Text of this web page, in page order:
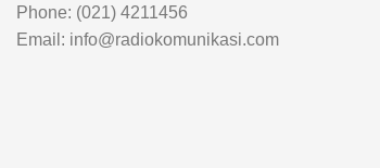
Phone: (021) 4211456
Email: info@radiokomunikasi.com